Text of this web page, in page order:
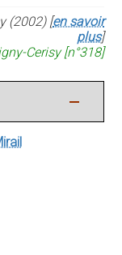
(2002) [en savoir
plus]
Cerisy [n°318]